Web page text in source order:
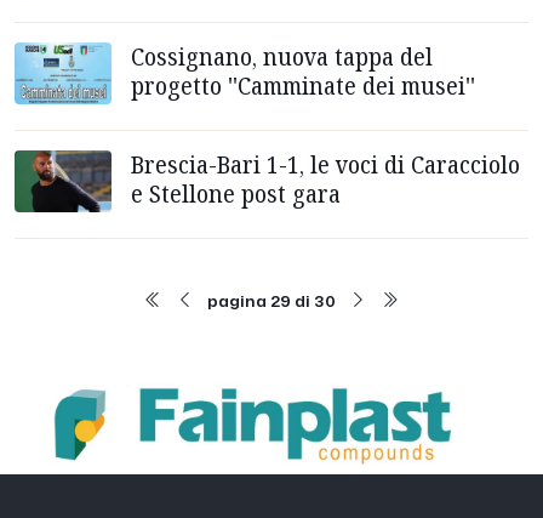
Cossignano, nuova tappa del
progetto ''Camminate dei musei''
Brescia-Bari 1-1, le voci di Caracciolo
e Stellone post gara
pagina 29 di 30